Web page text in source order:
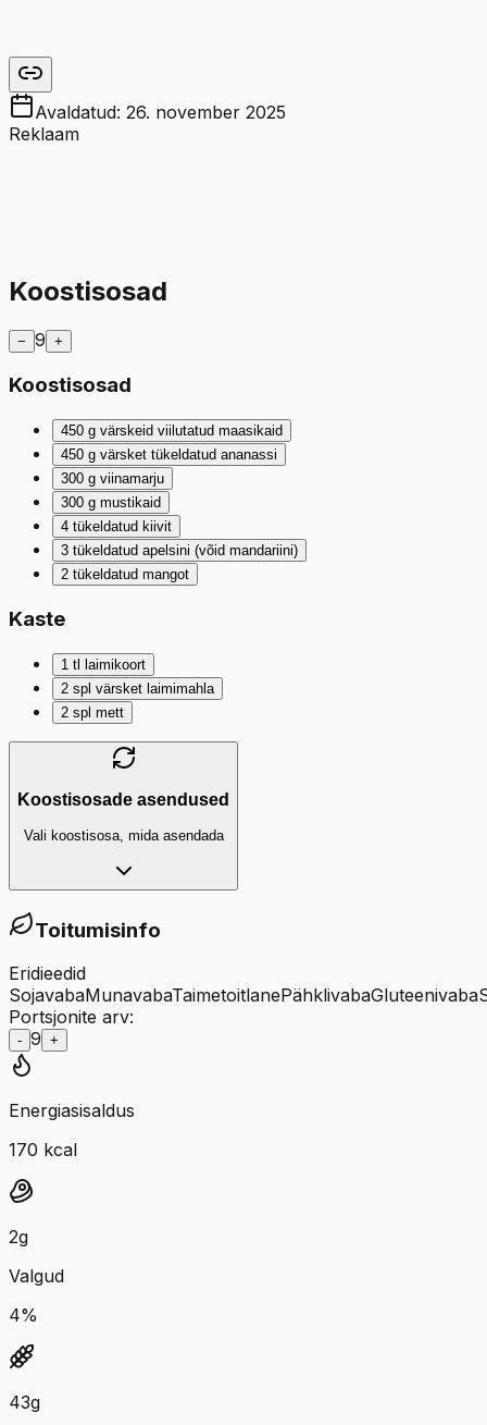
Avaldatud: 26. november 2025
Reklaam
Koostisosad
− 9 +
Koostisosad
450 g värskeid viilutatud maasikaid
450 g värsket tükeldatud ananassi
300 g viinamarju
300 g mustikaid
4 tükeldatud kiivit
3 tükeldatud apelsini (võid mandariini)
2 tükeldatud mangot
Kaste
1 tl laimikoort
2 spl värsket laimimahla
2 spl mett
Koostisosade asendused
Vali koostisosa, mida asendada
Toitumisinfo
Eridieedid
SojavabaMunavabaTaimetoitlanePähklivabaGluteenivaba
Portsjonite arv:
- 9 +
Energiasisaldus
170 kcal
2g
Valgud
4%
43g